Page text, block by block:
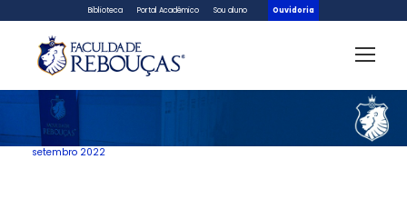
Biblioteca Portal Acadêmico Sou aluno Ouvidoria
setembro 2022